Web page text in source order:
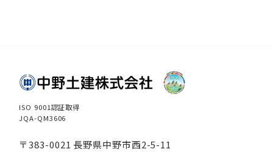
ISO 9001認証取得
JQA-QM3606
〒383-0021 長野県中野市西2-5-11